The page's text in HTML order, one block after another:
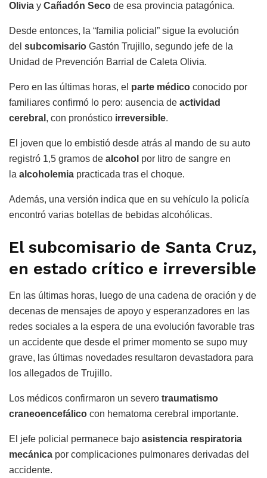
Olivia y Cañadón Seco de esa provincia patagónica.
Desde entonces, la “familia policial” sigue la evolución
del subcomisario Gastón Trujillo, segundo jefe de la
Unidad de Prevención Barrial de Caleta Olivia.
Pero en las últimas horas, el parte médico conocido por
familiares confirmó lo pero: ausencia de actividad
cerebral , con pronóstico irreversible.
El joven que lo embistió desde atrás al mando de su auto
registró 1,5 gramos de alcohol por litro de sangre en
la alcoholemia practicada tras el choque.
Además, una versión indica que en su vehículo la policía
encontró varias botellas de bebidas alcohólicas.
El subcomisario de Santa Cruz,
en estado crítico e irreversible
En las últimas horas, luego de una cadena de oración y de
decenas de mensajes de apoyo y esperanzadores en las
redes sociales a la espera de una evolución favorable tras
un accidente que desde el primer momento se supo muy
grave, las últimas novedades resultaron devastadora para
los allegados de Trujillo.
Los médicos confirmaron un severo traumatismo
craneoencefálico con hematoma cerebral importante.
El jefe policial permanece bajo asistencia respiratoria
mecánica por complicaciones pulmonares derivadas del
accidente.